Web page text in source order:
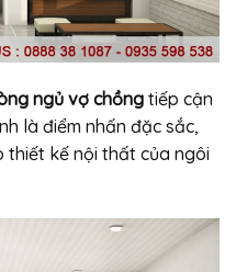
ngủ vợ chồngtiếp cận
là điểm nhấn đặc sắc,
thiết kế nội thất của ngôi